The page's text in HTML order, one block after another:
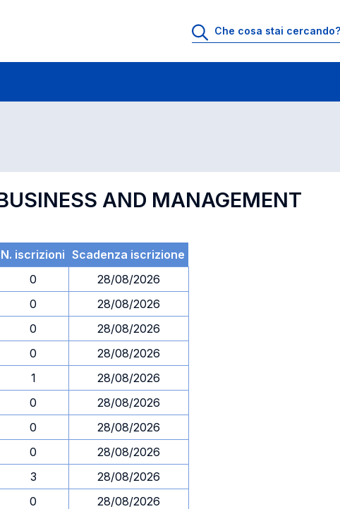
AND MANAGEMENT
N. iscrizioni Scadenza iscrizione
0
28/08/2026
0
28/08/2026
0
28/08/2026
0
28/08/2026
1
28/08/2026
0
28/08/2026
0
28/08/2026
0
28/08/2026
3
28/08/2026
0
28/08/2026